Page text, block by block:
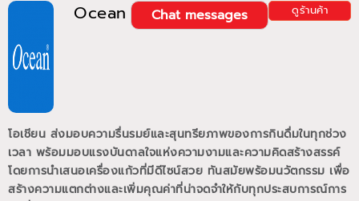
Ocean ดูร้านค้า
Chat messages
โอเชียน ส่งมอบความรื่นรมย์และสุนทรียภาพของการกินดื่มในทุกช่วง
เวลา พร้อมมอบแรงบันดาลใจแห่งความงามและความคิดสร้างสรรค์
โดยการนำเสนอเครื่องแก้วที่มีดีไซน์สวย ทันสมัยพร้อมนวัตกรรม เพื่อ
สร้างความแตกต่างและเพิ่มคุณค่าที่น่าจดจำให้กับทุกประสบการณ์การ